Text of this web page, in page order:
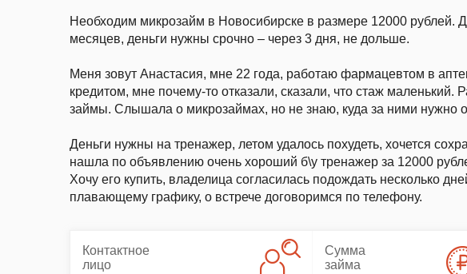
Необходим микрозайм в Новосибирске в размере 12000 рублей.
месяцев, деньги нужны срочно – через 3 дня, не дольше.
Меня зовут Анастасия, мне 22 года, работаю фармацевтом в
кредитом, мне почему-то отказали, сказали, что стаж маленький.
займы. Слышала о микрозаймах, но не знаю, куда за ними нужно
Деньги нужны на тренажер, летом удалось похудеть, хочется
нашла по объявлению очень хороший б\у тренажер за 12000
Хочу его купить, владелица согласилась подождать несколько
плавающему графику, о встрече договоримся по телефону.
Контактное
лицо
Сумма
займа